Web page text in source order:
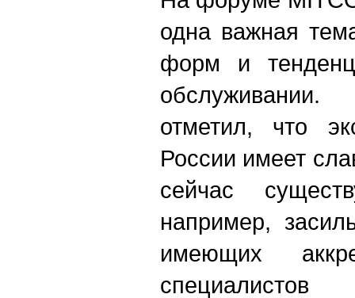
одна важная
форм и
отметил, что
России имеет
сейчас
например,
имеющих